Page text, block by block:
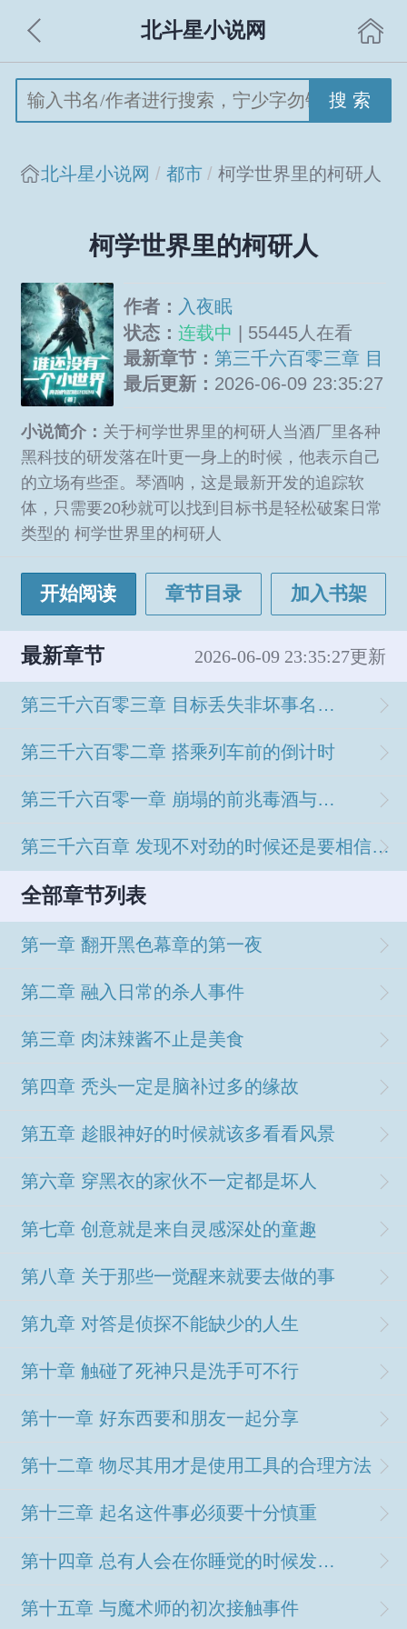
北斗星小说网
搜 索
北斗星小说网 都市 柯学世界里的柯研人
柯学世界里的柯研人
作者： 入夜眠
状态：连载中 | 55445人在看
最新章节：第三千六百零三章 目
标丢失非坏事名正言顺赴芝滨
最后更新： 2026-06-09 23:35:27
小说简介： 关于柯学世界里的柯研人当酒厂里各种
黑科技的研发落在叶更一身上的时候，他表示自己
的立场有些歪。琴酒呐，这是最新开发的追踪软
体，只需要20秒就可以找到目标书是轻松破案日常
类型的 柯学世界里的柯研人
开始阅读 章节目录 加入书架
最新章节 2026-06-09 23:35:27更新
第三千六百零三章 目标丢失非坏事名正言顺赴芝滨
第三千六百零二章 搭乘列车前的倒计时
第三千六百零一章 崩塌的前兆毒酒与共饮者
第三千六百章 发现不对劲的时候还是要相信第一直觉
全部章节列表
第一章 翻开黑色幕章的第一夜
第二章 融入日常的杀人事件
第三章 肉沫辣酱不止是美食
第四章 秃头一定是脑补过多的缘故
第五章 趁眼神好的时候就该多看看风景
第六章 穿黑衣的家伙不一定都是坏人
第七章 创意就是来自灵感深处的童趣
第八章 关于那些一觉醒来就要去做的事
第九章 对答是侦探不能缺少的人生
第十章 触碰了死神只是洗手可不行
第十一章 好东西要和朋友一起分享
第十二章 物尽其用才是使用工具的合理方法
第十三章 起名这件事必须要十分慎重
第十四章 总有人会在你睡觉的时候发出声音
第十五章 与魔术师的初次接触事件